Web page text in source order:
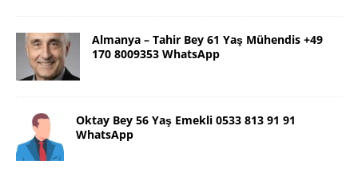
Almanya – Tahir Bey 61 Yaş Mühendis +49
170 8009353 WhatsApp
Oktay Bey 56 Yaş Emekli 0533 813 91 91
WhatsApp